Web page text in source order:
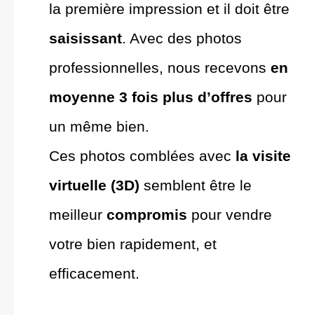
la première impression et il doit être
saisissant. Avec des photos
professionnelles, nous recevons en
moyenne 3 fois plus d’offres pour
un même bien.
Ces photos comblées avec la visite
virtuelle (3D) semblent être le
meilleur compromis pour vendre
votre bien rapidement, et
efficacement.